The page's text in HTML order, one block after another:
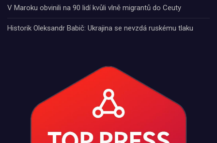
V Maroku obvinili na 90 lidí kvůli vlně migrantů do Ceuty
Historik Oleksandr Babič: Ukrajina se nevzdá ruskému tlaku